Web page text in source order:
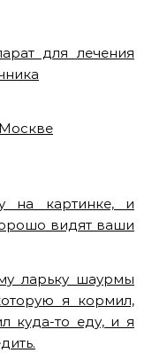
для лечения
на картинке, и
видят ваши
ларьку шаурмы
я кормил,
куда-то еду, и я